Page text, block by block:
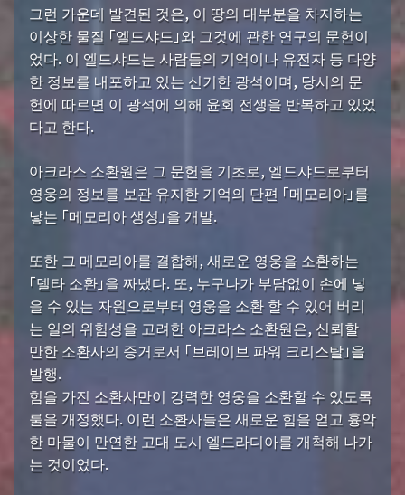
그런 가운데 발견된 것은, 이 땅의 대부분을 차지하는
이상한 물질 「엘드샤드」와 그것에 관한 연구의 문헌이
었다. 이 엘드샤드는 사람들의 기억이나 유전자 등 다양
한 정보를 내포하고 있는 신기한 광석이며, 당시의 문
헌에 따르면 이 광석에 의해 윤회 전생을 반복하고 있었
다고 한다.
아크라스 소환원은 그 문헌을 기초로, 엘드샤드로부터
영웅의 정보를 보관 유지한 기억의 단편 「메모리아」를
낳는 「메모리아 생성」을 개발.
또한 그 메모리아를 결합해, 새로운 영웅을 소환하는
「델타 소환」을 짜냈다. 또, 누구나가 부담없이 손에 넣
을 수 있는 자원으로부터 영웅을 소환 할 수 있어 버리
는 일의 위험성을 고려한 아크라스 소환원은, 신뢰할
만한 소환사의 증거로서 「브레이브 파워 크리스탈」을
발행.
힘을 가진 소환사만이 강력한 영웅을 소환할 수 있도록
룰을 개정했다. 이런 소환사들은 새로운 힘을 얻고 흉악
한 마물이 만연한 고대 도시 엘드라디아를 개척해 나가
는 것이었다.